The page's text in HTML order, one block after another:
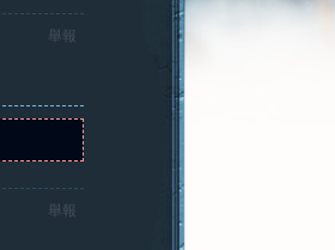
舉報
舉報